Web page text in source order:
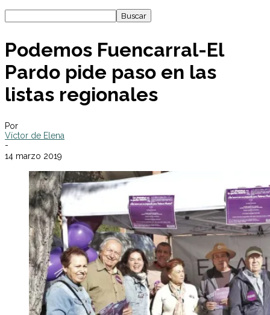
Podemos Fuencarral-El
Pardo pide paso en las
listas regionales
Por
Víctor de Elena
-
14 marzo 2019